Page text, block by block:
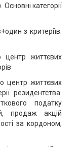
категорії
з критеріїв.
центр життєвих
центр життєвих
резидентства.
податку
продаж акцій
за кордоном,